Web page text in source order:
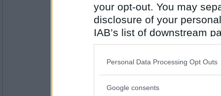
your opt-out. You may
disclosure of your
IAB’s list of downstream
also be disclosed by us
Downstream Participants
Please note that this
Personal Data Processing Opt Outs
Google consents
Antal inlägg:
4380
frippefrappe
texasburgare